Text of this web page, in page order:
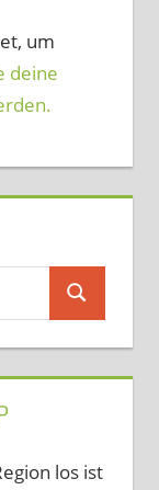
um
deine
Suchen
los ist